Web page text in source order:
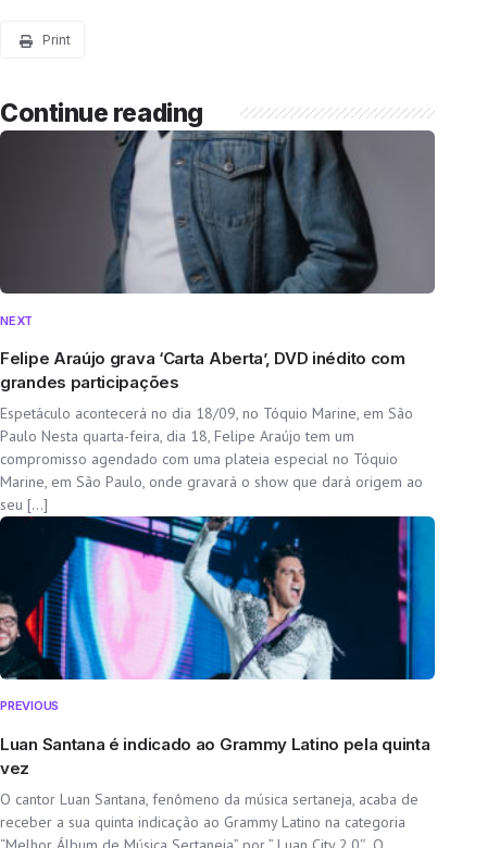
Print
Continue reading
NEXT
Felipe Araújo grava ‘Carta Aberta’, DVD inédito com
grandes participações
Espetáculo acontecerá no dia 18/09, no Tóquio Marine, em São
Paulo Nesta quarta-feira, dia 18, Felipe Araújo tem um
compromisso agendado com uma plateia especial no Tóquio
Marine, em São Paulo, onde gravará o show que dará origem ao
seu […]
PREVIOUS
Luan Santana é indicado ao Grammy Latino pela quinta
vez
O cantor Luan Santana, fenômeno da música sertaneja, acaba de
receber a sua quinta indicação ao Grammy Latino na categoria